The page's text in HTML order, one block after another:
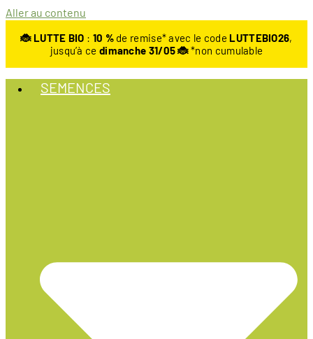
Aller au contenu
🐞 LUTTE BIO : 10 %de remise* avec le code LUTTEBIO26,
jusqu’à ce dimanche 31/05 🐞*non cumulable
SEMENCES